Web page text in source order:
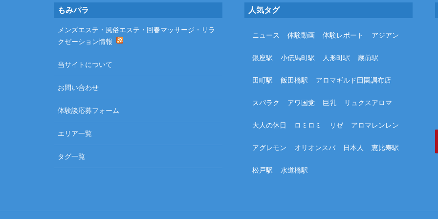
もみパラ
メンズエステ・風俗エステ・回春マッサージ・リラ
クゼーション情報
当サイトについて
お問い合わせ
体験談応募フォーム
エリア一覧
タグ一覧
人気タグ
ニュース 体験動画 体験レポート アジアン
銀座駅 小伝馬町駅 人形町駅 蔵前駅
田町駅 飯田橋駅 アロマギルド田園調布店
スパラク アワ国党 巨乳 リュクスアロマ
大人の休日 ロミロミ リゼ アロマレンレン
アグレモン オリオンスパ 日本人 恵比寿駅
松戸駅 水道橋駅